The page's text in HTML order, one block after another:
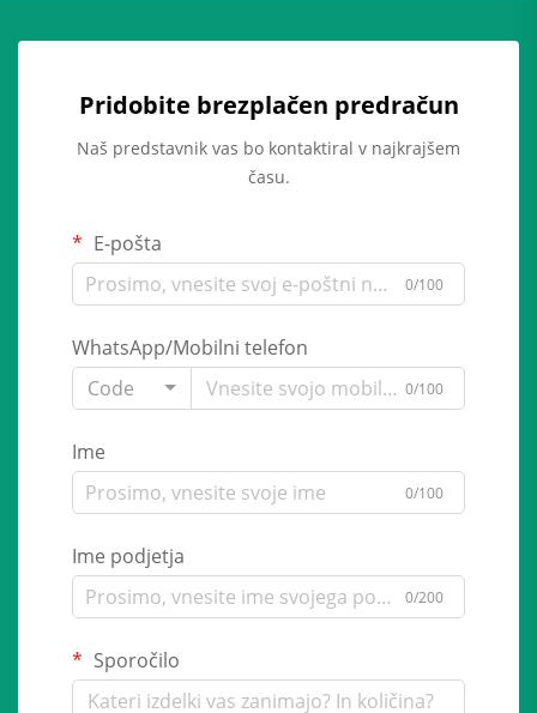
Pridobite brezplačen predračun
Naš predstavnik vas bo kontaktiral v najkrajšem
času.
E-pošta
0/100
WhatsApp/Mobilni telefon
Code
0/100
Ime
0/100
Ime podjetja
0/200
Sporočilo